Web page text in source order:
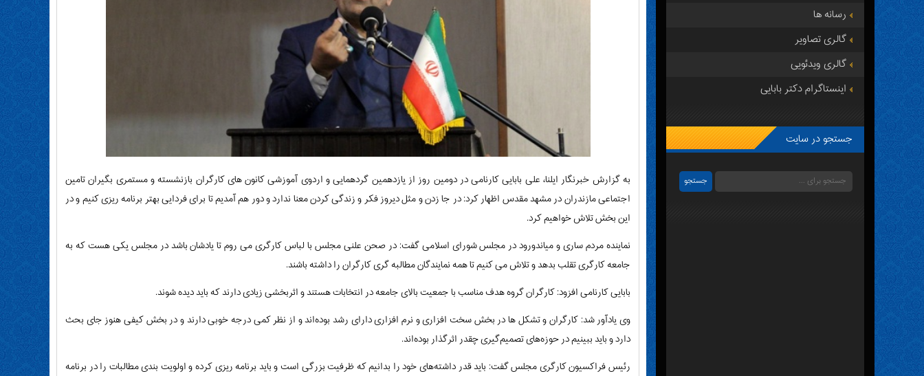
رسانه ها
گالری تصاویر
گالری ویدئویی
اینستاگرام دکتر بابایی
جستجو در سایت
به گزارش خبرنگار ایلنا، علی بابایی کارنامی در دومین روز از یازدهمین گردهمایی و اردوی آموزشی کانون های کارگران بازنشسته و مستمری بگیران تامین
اجتماعی مازندران در مشهد مقدس اظهار کرد: در جا زدن و مثل دیروز فکر و زندگی کردن معنا ندارد و دور هم آمدیم تا برای فردایی بهتر برنامه ریزی کنیم و در
این بخش تلاش خواهیم کرد.
نماینده مردم ساری و میاندورود در مجلس شورای اسلامی گفت: در صحن علنی مجلس با لباس کارگری می روم تا یادشان باشد در مجلس یکی هست که به
جامعه کارگری تقلب بدهد و تلاش می کنیم تا همه نمایندگان مطالبه گری کارگران را داشته باشند.
بابایی کارنامی افزود: کارگران‌ گروه هدف مناسب با جمعیت بالای جامعه در انتخابات هستند و اثربخشی زیادی دارند که باید دیده شوند.
وی یادآور شد: کارگران و تشکل ها در بخش سخت افزاری و نرم افزاری دارای رشد بوده‌اند و از نظر کمی درجه خوبی دارند و در بخش کیفی هنوز جای بحث
دارد و باید ببینیم در حوزه‌های تصمیم‌گیری چقدر اثرگذار بوده‌اند.
رئیس فراکسیون کارگری مجلس گفت: باید قدر داشته‌های خود را بدانیم که ظرفیت بزرگی است و باید برنامه ریزی کرده و اولویت بندی مطالبات را در برنامه